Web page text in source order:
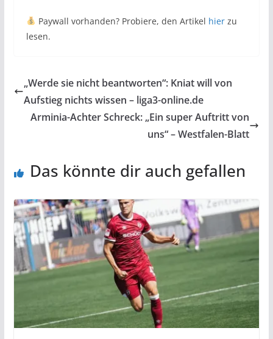
Paywall vorhanden? Probiere, den Artikel hierzu
lesen.
„Werde sie nicht beantworten“: Kniat will von
Aufstieg nichts wissen – liga3-online.de
Arminia-Achter Schreck: „Ein super Auftritt von
uns“ – Westfalen-Blatt
Das könnte dir auch gefallen